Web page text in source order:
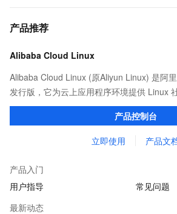
产品推荐
Alibaba Cloud Linux
Alibaba Cloud Linux (原Aliyun Linux) 是阿
发行版，它为云上应用程序环境提供 Linux
在提供云上最佳用户体验的同时，也针对阿
产品控制台
立即使用 产品文
产品入门
用户指导
常见问题
最新动态